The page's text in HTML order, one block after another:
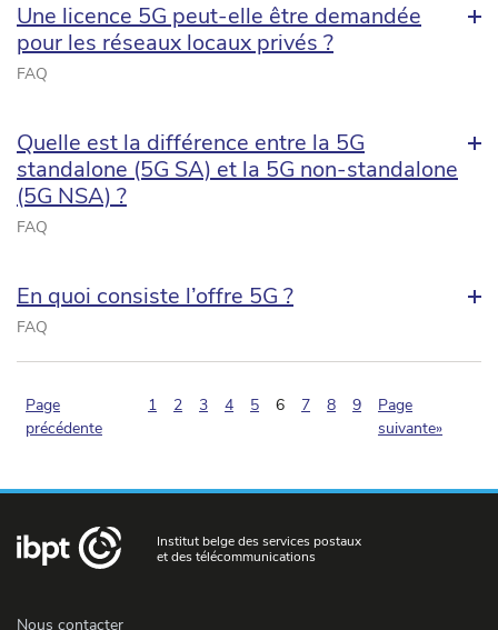
Une licence 5G peut-elle être demandée
pour les réseaux locaux privés ?
FAQ
Quelle est la différence entre la 5G
standalone (5G SA) et la 5G non-standalone
(5G NSA) ?
FAQ
En quoi consiste l’offre 5G ?
FAQ
Page
précédente
1 2 3 4 5 6(pagination.current)
7 8 9
Page
suivante»
Institut belge des services postaux
et des télécommunications
Nous contacter